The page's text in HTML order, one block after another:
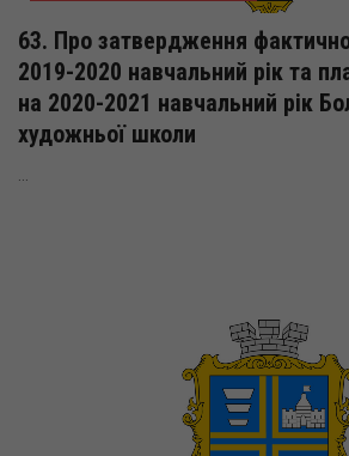
63. Про затвердження
2019-2020 навчальний рік та
на 2020-2021 навчальний рік
художньої школи